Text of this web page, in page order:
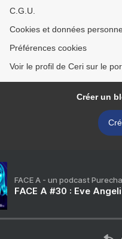
C.G.U.
Cookies et données
Préférences cookies
Voir le profil de Ceri sur le
Créer un
FACE A - un podcast
FACE A #30 : Eve